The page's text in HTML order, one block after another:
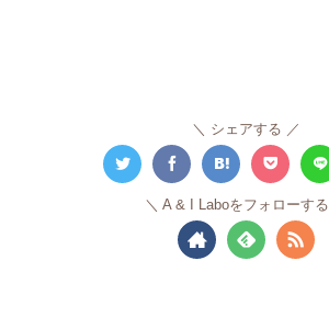
シェアする
A & I Laboをフォローする